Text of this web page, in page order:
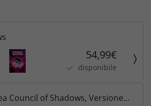
54,99€
disponibile
Council of Shadows, Versione